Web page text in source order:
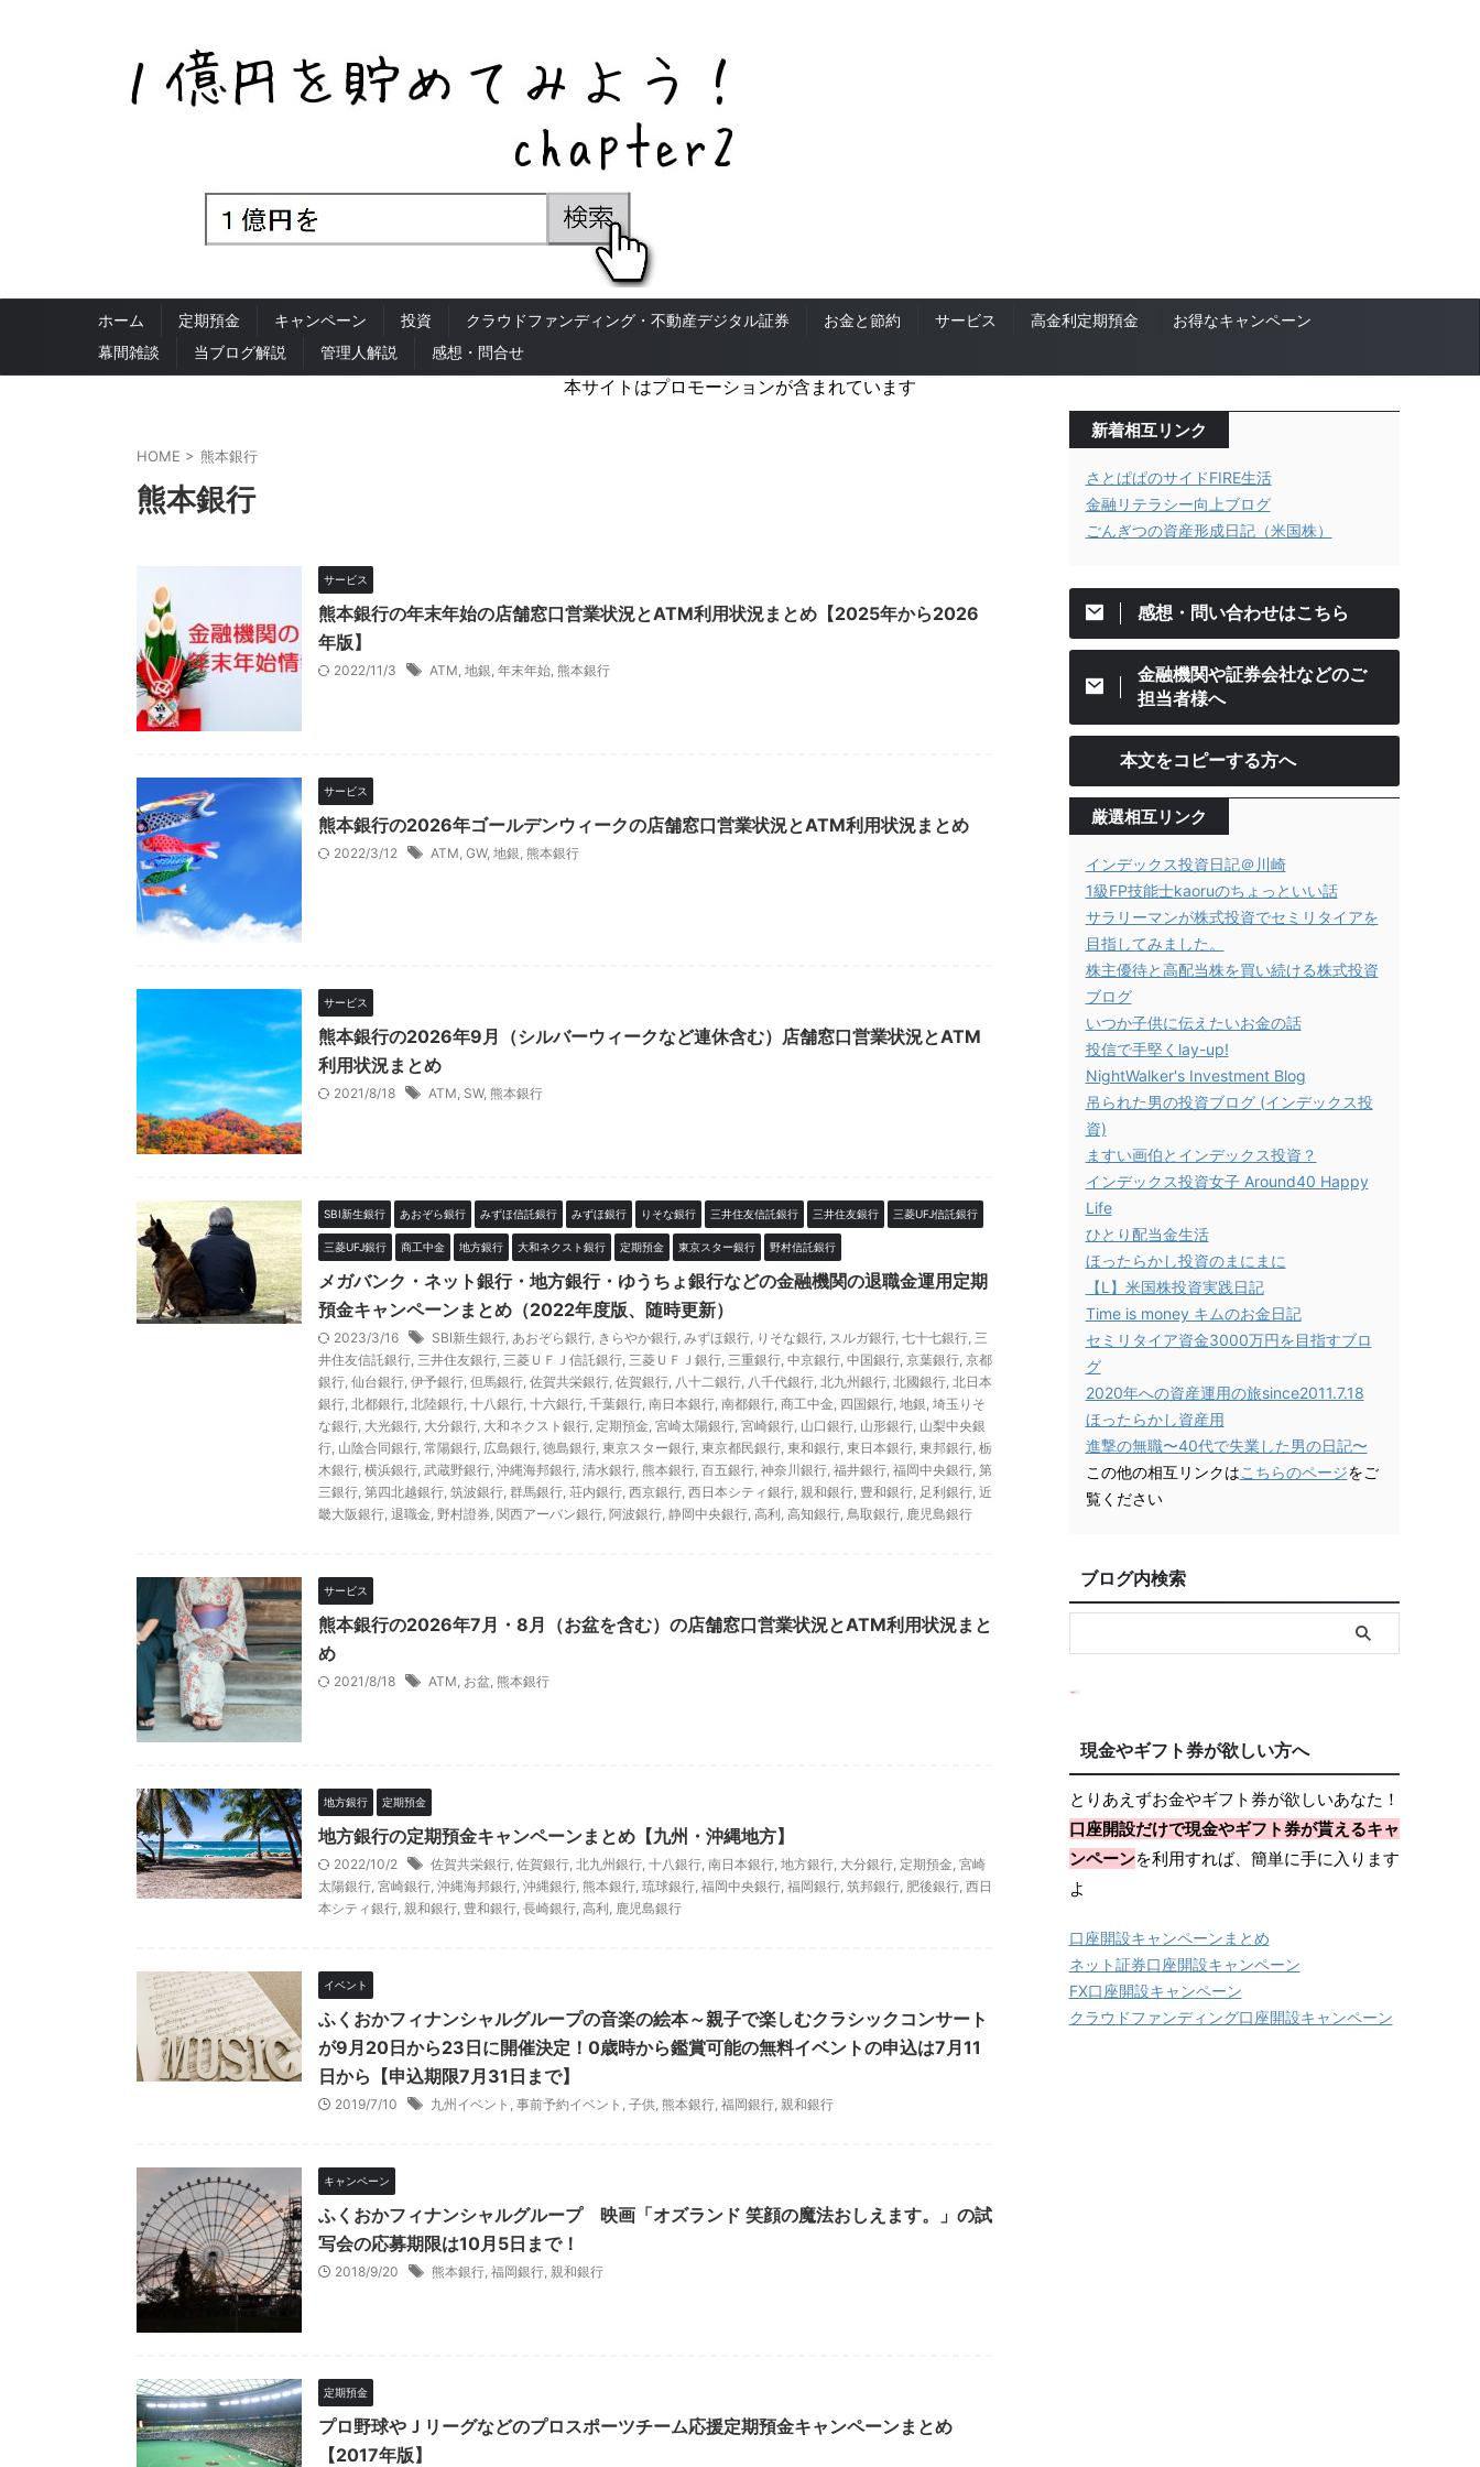
ホーム 定期預金 キャンペーン 投資 クラウドファンディング・不動産デジタル証券 お金と節約 サービス 高金利定期預金
お得なキャンペーン
幕間雑談
当ブログ解説 管理人解説 感想・問合せ
本サイトはプロモーションが含まれています
HOME > 熊本銀行
熊本銀行
サービス
熊本銀行の年末年始の店舗窓口営業状況とATM利用状況まとめ【2025年から2026
年版】
2022/11/3 ATM, 地銀, 年末年始, 熊本銀行
サービス
熊本銀行の2026年ゴールデンウィークの店舗窓口営業状況とATM利用状況まとめ
2022/3/12 ATM, GW, 地銀, 熊本銀行
サービス
熊本銀行の2026年9月（シルバーウィークなど連休含む）店舗窓口営業状況とATM
利用状況まとめ
2021/8/18 ATM, SW, 熊本銀行
SBI新生銀行 あおぞら銀行 みずほ信託銀行 みずほ銀行 りそな銀行 三井住友信託銀行 三井住友銀行 三菱UFJ信託銀行
三菱UFJ銀行 商工中金 地方銀行 大和ネクスト銀行 定期預金 東京スター銀行 野村信託銀行
メガバンク・ネット銀行・地方銀行・ゆうちょ銀行などの金融機関の退職金運用定期
預金キャンペーンまとめ（2022年度版、随時更新）
2023/3/16 SBI新生銀行, あおぞら銀行, きらやか銀行, みずほ銀行, りそな銀行, スルガ銀行, 七十七銀行, 三
井住友信託銀行, 三井住友銀行, 三菱ＵＦＪ信託銀行, 三菱ＵＦＪ銀行, 三重銀行, 中京銀行, 中国銀行, 京葉銀行, 京都
銀行, 仙台銀行, 伊予銀行, 但馬銀行, 佐賀共栄銀行, 佐賀銀行, 八十二銀行, 八千代銀行, 北九州銀行, 北國銀行, 北日本
銀行, 北都銀行, 北陸銀行, 十八銀行, 十六銀行, 千葉銀行, 南日本銀行, 南都銀行, 商工中金, 四国銀行, 地銀, 埼玉りそ
な銀行, 大光銀行, 大分銀行, 大和ネクスト銀行, 定期預金, 宮崎太陽銀行, 宮崎銀行, 山口銀行, 山形銀行, 山梨中央銀
行, 山陰合同銀行, 常陽銀行, 広島銀行, 徳島銀行, 東京スター銀行, 東京都民銀行, 東和銀行, 東日本銀行, 東邦銀行, 栃
木銀行, 横浜銀行, 武蔵野銀行, 沖縄海邦銀行, 清水銀行, 熊本銀行, 百五銀行, 神奈川銀行, 福井銀行, 福岡中央銀行, 第
三銀行, 第四北越銀行, 筑波銀行, 群馬銀行, 荘内銀行, 西京銀行, 西日本シティ銀行, 親和銀行, 豊和銀行, 足利銀行, 近
畿大阪銀行, 退職金, 野村證券, 関西アーバン銀行, 阿波銀行, 静岡中央銀行, 高利, 高知銀行, 鳥取銀行, 鹿児島銀行
サービス
熊本銀行の2026年7月・8月（お盆を含む）の店舗窓口営業状況とATM利用状況まと
め
2021/8/18 ATM, お盆, 熊本銀行
地方銀行 定期預金
地方銀行の定期預金キャンペーンまとめ【九州・沖縄地方】
2022/10/2 佐賀共栄銀行, 佐賀銀行, 北九州銀行, 十八銀行, 南日本銀行, 地方銀行, 大分銀行, 定期預金, 宮崎
太陽銀行, 宮崎銀行, 沖縄海邦銀行, 沖縄銀行, 熊本銀行, 琉球銀行, 福岡中央銀行, 福岡銀行, 筑邦銀行, 肥後銀行, 西日
本シティ銀行, 親和銀行, 豊和銀行, 長崎銀行, 高利, 鹿児島銀行
イベント
ふくおかフィナンシャルグループの音楽の絵本～親子で楽しむクラシックコンサート
が9月20日から23日に開催決定！0歳時から鑑賞可能の無料イベントの申込は7月11
日から【申込期限7月31日まで】
2019/7/10 九州イベント , 事前予約イベント , 子供, 熊本銀行, 福岡銀行, 親和銀行
キャンペーン
ふくおかフィナンシャルグループ 映画「オズランド 笑顔の魔法おしえます。」の試
写会の応募期限は10月5日まで！
2018/9/20 熊本銀行, 福岡銀行, 親和銀行
定期預金
プロ野球やＪリーグなどのプロスポーツチーム応援定期預金キャンペーンまとめ
【2017年版】
新着相互リンク
さとぱぱのサイドFIRE生活
金融リテラシー向上ブログ
ごんぎつの資産形成日記（米国株）
感想・問い合わせはこちら
金融機関や証券会社などのご
担当者様へ
本文をコピーする方へ
厳選相互リンク
インデックス投資日記＠川崎
1級FP技能士kaoruのちょっといい話
サラリーマンが株式投資でセミリタイアを
目指してみました。
株主優待と高配当株を買い続ける株式投資
ブログ
いつか子供に伝えたいお金の話
投信で手堅くlay-up!
NightWalker's Investment Blog
吊られた男の投資ブログ (インデックス投
資)
ますい画伯とインデックス投資？
インデックス投資女子 Around40 Happy
Life
ひとり配当金生活
ほったらかし投資のまにまに
【L】米国株投資実践日記
Time is money キムのお金日記
セミリタイア資金3000万円を目指すブロ
グ
2020年への資産運用の旅since2011.7.18
ほったらかし資産用
進撃の無職〜40代で失業した男の日記〜
この他の相互リンクはこちらのページをご
覧ください
ブログ内検索
現金やギフト券が欲しい方へ
とりあえずお金やギフト券が欲しいあなた！
口座開設だけで現金やギフト券が貰えるキャ
ンペーンを利用すれば、簡単に手に入ります
よ
口座開設キャンペーンまとめ
ネット証券口座開設キャンペーン
FX口座開設キャンペーン
クラウドファンディング口座開設キャンペーン